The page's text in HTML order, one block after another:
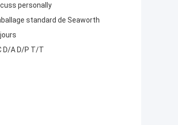
personally
standard de Seaworth
D/A D/P T/T